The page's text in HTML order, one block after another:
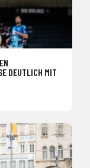
DEUTLICH MIT